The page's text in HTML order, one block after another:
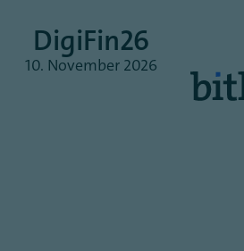
DigiFin26
10. November 2026